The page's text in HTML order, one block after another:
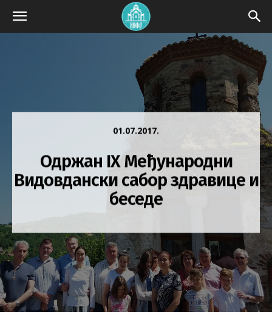
01.07.2017.
Одржан IX Међународни
Видовдански сабор здравице и
беседе